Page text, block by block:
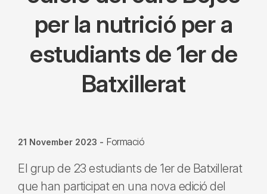
per la nutrició per a
estudiants de 1er de
Batxillerat
21 November 2023 - Formació
El grup de 23 estudiants de 1er de Batxillerat
que han participat en una nova edició del